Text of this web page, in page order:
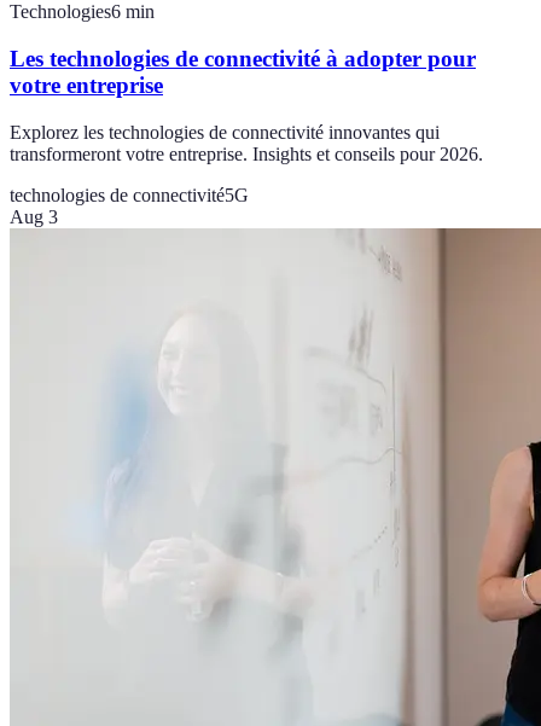
Technologies6 min
Les technologies de connectivité à adopter pour
votre entreprise
Explorez les technologies de connectivité innovantes qui
transformeront votre entreprise. Insights et conseils pour 2026.
technologies de connectivité5G
Aug 3